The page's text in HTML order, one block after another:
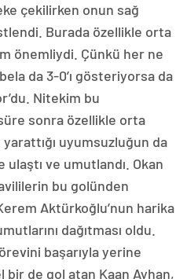
çekilirken onun sağ
Burada özellikle orta
önemliydi. Çünkü her ne
da 3-0’ı gösteriyorsa da
Nitekim bu
sonra özellikle orta
yarattığı uyumsuzluğun da
ve umutlandı. Okan
bu golünden
Aktürkoğlu’nun harika
dağıtması oldu.
başarıyla yerine
bir de gol atan Kaan Ayhan,